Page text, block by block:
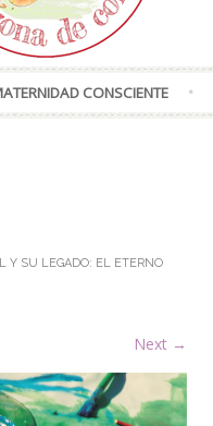
CONSCIENTE
Y SU LEGADO: EL ETERNO
Next →